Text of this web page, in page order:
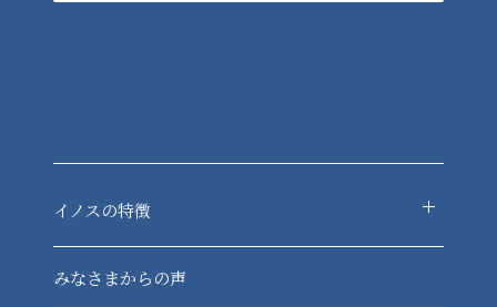
イノスの特徴
-現場レベルチェック
みなさまからの声